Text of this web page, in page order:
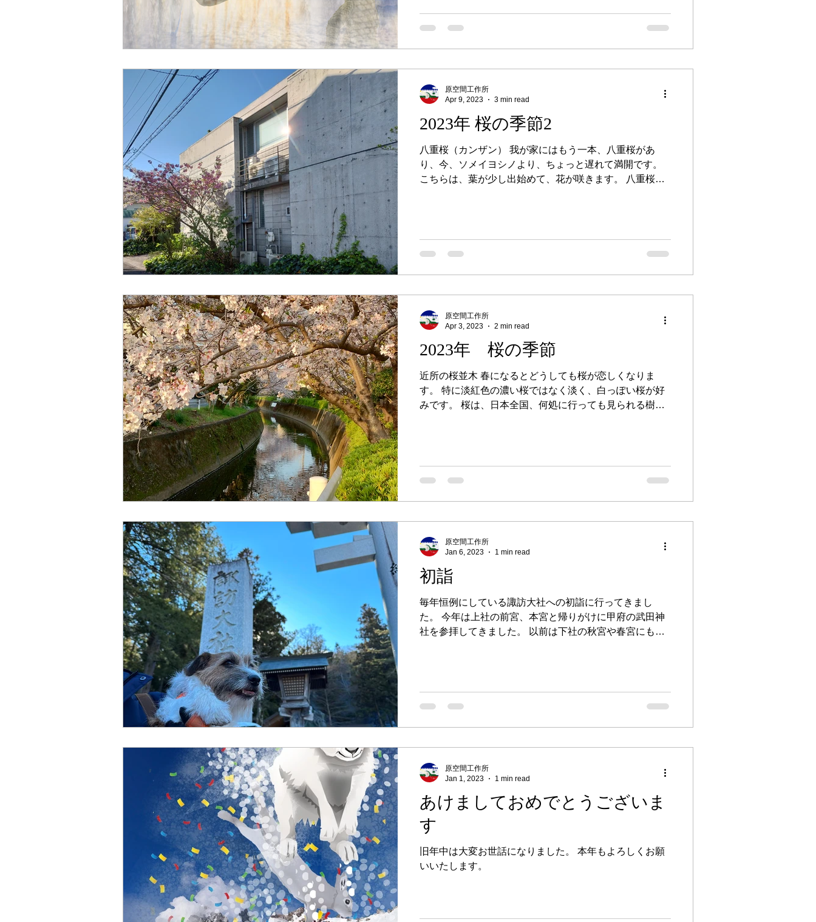
2023年 桜の季節2
八重桜（カンザン） 我が家にはもう一本、八重桜があ
り、今、ソメイヨシノより、ちょっと遅れて満開です。
こちらは、葉が少し出始めて、花が咲きます。 八重桜は
原空間工作所
Apr 9, 2023
3 min read
2023年 桜の季節
近所の桜並木 春になるとどうしても桜が恋しくなりま
す。 特に淡紅色の濃い桜ではなく淡く、白っぽい桜が好
みです。 桜は、日本全国、何処に行っても見られる樹木
原空間工作所
Apr 3, 2023
2 min read
初詣
毎年恒例にしている諏訪大社への初詣に行ってきまし
た。 今年は上社の前宮、本宮と帰りがけに甲府の武田神
社を参拝してきました。 以前は下社の秋宮や春宮にも参
原空間工作所
Jan 6, 2023
1 min read
あけましておめでとうございま
す
旧年中は大変お世話になりました。 本年もよろしくお願
いいたします。
原空間工作所
Jan 1, 2023
1 min read